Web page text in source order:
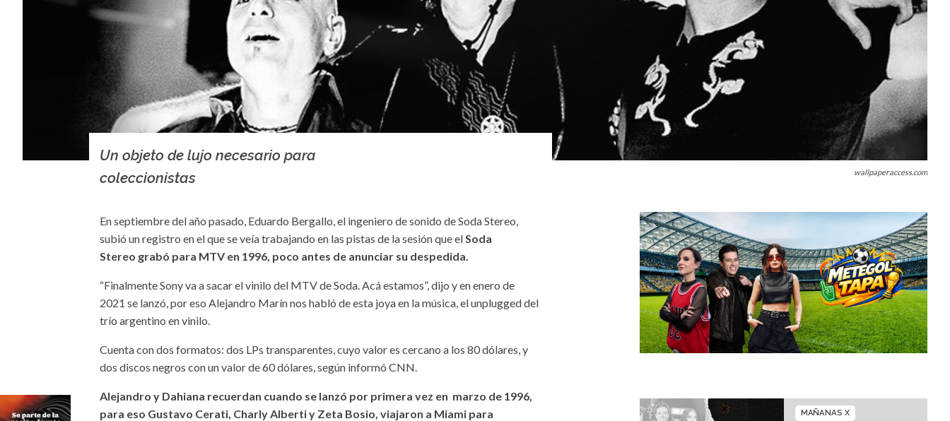
wallpaperaccess.com
Un objeto de lujo necesario para
coleccionistas
En septiembre del año pasado, Eduardo Bergallo, el ingeniero de sonido de Soda Stereo,
subió un registro en el que se veía trabajando en las pistas de la sesión que elSoda
Stereo grabó para MTV en 1996, poco antes de anunciar su despedida.
“Finalmente Sony va a sacar el vinilo del MTV de Soda. Acá estamos”, dijo y en enero de
2021 se lanzó, por eso Alejandro Marín nos habló de esta joya en la música, el unplugged del
trío argentino en vinilo.
Cuenta con dos formatos: dos LPs transparentes, cuyo valor es cercano a los 80 dólares, y
dos discos negros con un valor de 60 dólares, según informó CNN.
Alejandro y Dahiana recuerdan cuando se lanzó por primera vez en marzo de 1996,
para eso Gustavo Cerati, Charly Alberti y Zeta Bosio, viajaron a Miami para
MAÑANAS X